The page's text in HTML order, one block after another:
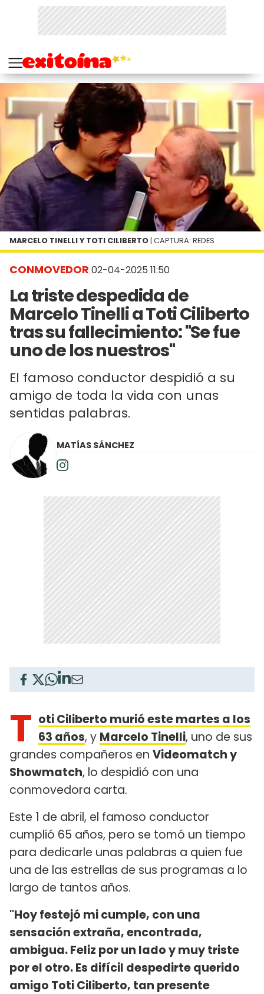
CONMOVEDOR 02-04-2025 11:50
La triste despedida de
Marcelo Tinelli a Toti Ciliberto
tras su fallecimiento: "Se fue
uno de los nuestros"
El famoso conductor despidió a su
amigo de toda la vida con unas
sentidas palabras.
MARCELO TINELLI Y TOTI CILIBERTO | CAPTURA: REDES
MATÍAS SÁNCHEZ
T oti Ciliberto murió este martes a los
63 años, y Marcelo Tinelli, uno de sus
grandes compañeros en Videomatch y
Showmatch, lo despidió con una
conmovedora carta.
Este 1 de abril, el famoso conductor
cumplió 65 años, pero se tomó un tiempo
para dedicarle unas palabras a quien fue
una de las estrellas de sus programas a lo
largo de tantos años.
"Hoy festejó mi cumple, con una
sensación extraña, encontrada,
ambigua. Feliz por un lado y muy triste
por el otro. Es difícil despedirte querido
amigo Toti Ciliberto, tan presente